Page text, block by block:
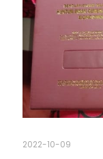
2022-10-09